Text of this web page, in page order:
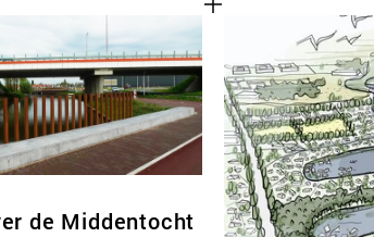
de Middentocht